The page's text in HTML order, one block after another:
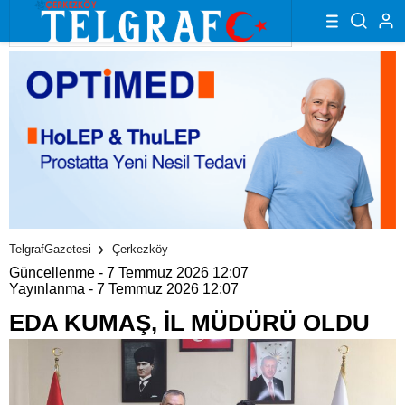
TelgrafGazetesi Çerkezköy
Güncellenme - 7 Temmuz 2026 12:07
Yayınlanma - 7 Temmuz 2026 12:07
EDA KUMAŞ, İL MÜDÜRÜ OLDU